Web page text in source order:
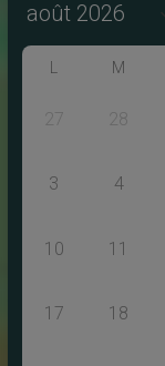
M
27 28
3 4
10 11
17 18